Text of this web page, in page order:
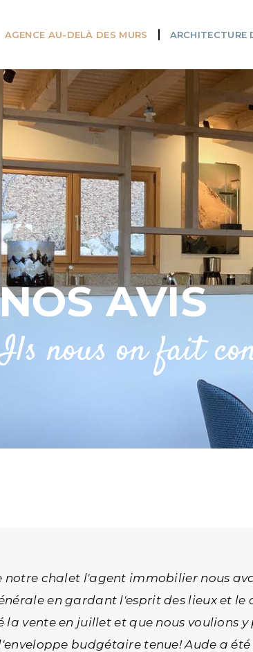
AGENCE AU-DELÀ DES MURS ARCHITECTURE
AVIS
nous on fait
notre chalet l'agent immobilier nous
en gardant l'esprit des lieux et
la vente en juillet et que nous
budgétaire tenue! Aude a